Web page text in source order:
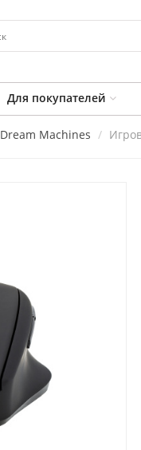
Для покупателей
Dream Machines